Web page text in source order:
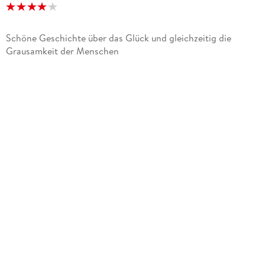
Schöne Geschichte über das Glück und gleichzeitig die
Grausamkeit der Menschen